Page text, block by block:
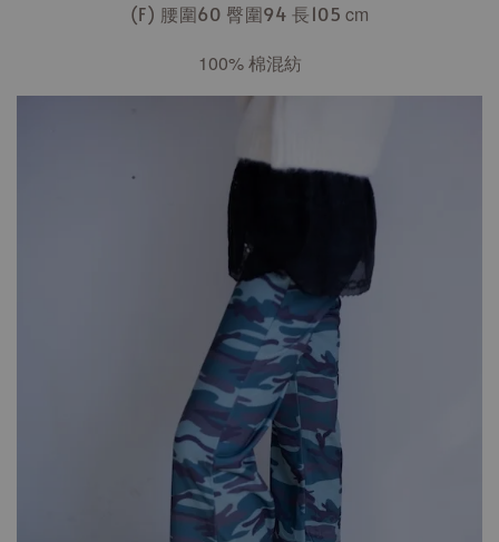
(F) 腰圍60 臀圍94 長105 cm
100% 棉混紡